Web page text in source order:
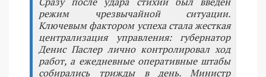
режим чрезвычайной ситуации.
Ключевым фактором успеха стала жесткая
централизация управления: губернатор
Денис Паслер лично контролировал ход
работ, а ежедневные оперативные штабы
собирались трижды в день. Министр